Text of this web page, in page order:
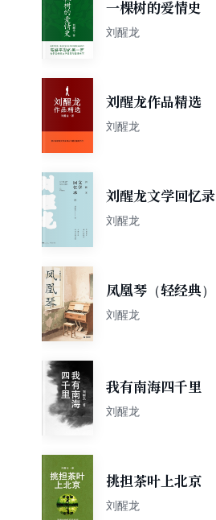
一棵树的爱情史
刘醒龙
刘醒龙作品精选
刘醒龙
刘醒龙文学回忆录
刘醒龙
凤凰琴（轻经典）
刘醒龙
我有南海四千里
刘醒龙
挑担茶叶上北京
刘醒龙